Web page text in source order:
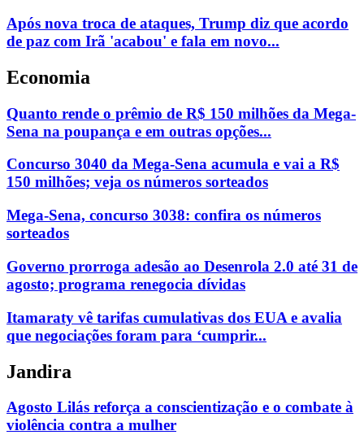
Após nova troca de ataques, Trump diz que acordo
de paz com Irã 'acabou' e fala em novo...
Economia
Quanto rende o prêmio de R$ 150 milhões da Mega-
Sena na poupança e em outras opções...
Concurso 3040 da Mega-Sena acumula e vai a R$
150 milhões; veja os números sorteados
Mega-Sena, concurso 3038: confira os números
sorteados
Governo prorroga adesão ao Desenrola 2.0 até 31 de
agosto; programa renegocia dívidas
Itamaraty vê tarifas cumulativas dos EUA e avalia
que negociações foram para ‘cumprir...
Jandira
Agosto Lilás reforça a conscientização e o combate à
violência contra a mulher